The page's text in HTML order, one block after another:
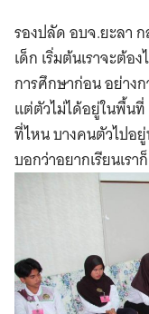
รองปลัด อบจ.ยะลา
เด็ก เริ่มต้นเราจะต้
การศึกษาก่อน อย่าง
แต่ตัวไม่ได้อยู่ในพื้นที่
ที่ไหน บางคนตัวไปอยู่
บอกว่าอยากเรียนเร